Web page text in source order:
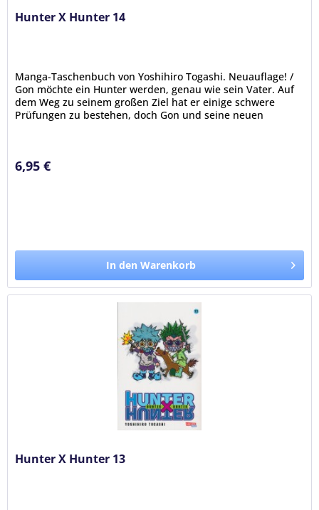
Hunter X Hunter 14
Manga-Taschenbuch von Yoshihiro Togashi. Neuauflage! /
Gon möchte ein Hunter werden, genau wie sein Vater. Auf
dem Weg zu seinem großen Ziel hat er einige schwere
Prüfungen zu bestehen, doch Gon und seine neuen
6,95 €
In den Warenkorb
Hunter X Hunter 13